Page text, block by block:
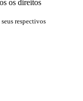
os direitos
respectivos